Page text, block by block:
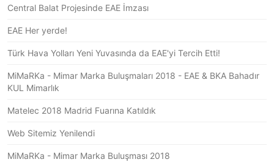
Central Balat Projesinde EAE İmzası
EAE Her yerde!
Türk Hava Yolları Yeni Yuvasında da EAE'yi Tercih Etti!
MiMaRKa - Mimar Marka Buluşmaları 2018 - EAE & BKA Bahadır
KUL Mimarlık
Matelec 2018 Madrid Fuarına Katıldık
Web Sitemiz Yenilendi
MiMaRKa - Mimar Marka Buluşması 2018